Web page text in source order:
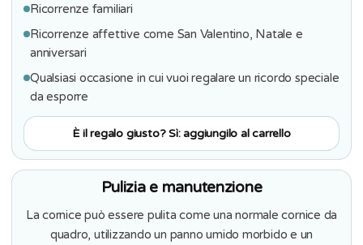
Ricorrenze familiari
Ricorrenze affettive come San Valentino, Natale e
anniversari
Qualsiasi occasione in cui vuoi regalare un ricordo speciale
da esporre
È il regalo giusto? Sì: aggiungilo al carrello
Pulizia e manutenzione
La cornice può essere pulita come una normale cornice da
quadro, utilizzando un panno umido morbido e un